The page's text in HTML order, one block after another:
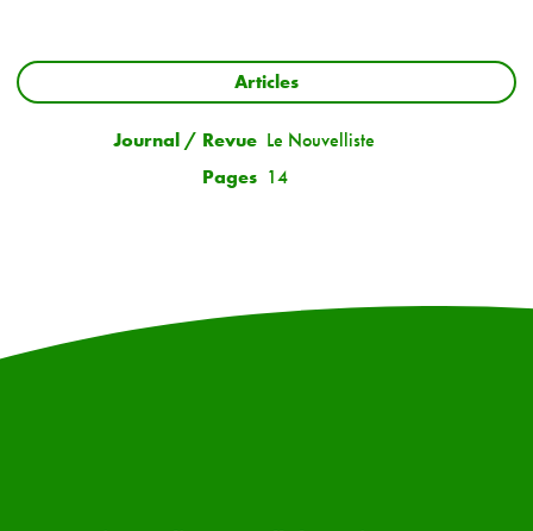
Articles
Journal / Revue Le Nouvelliste
Pages 14